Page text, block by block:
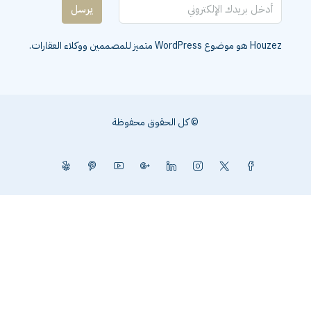
يرسل
Houzez هو موضوع WordPress متميز للمصممين ووكلاء العقارات.
© كل الحقوق محفوظة